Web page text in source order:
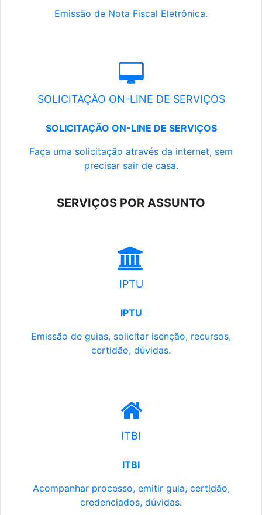
Emissão de Nota Fiscal Eletrônica.
SOLICITAÇÃO ON-LINE DE SERVIÇOS
SOLICITAÇÃO ON-LINE DE SERVIÇOS
Faça uma solicitação através da internet, sem
precisar sair de casa.
SERVIÇOS POR ASSUNTO
IPTU
IPTU
Emissão de guias, solicitar isenção, recursos,
certidão, dúvidas.
ITBI
ITBI
Acompanhar processo, emitir guia, certidão,
credenciados, dúvidas.